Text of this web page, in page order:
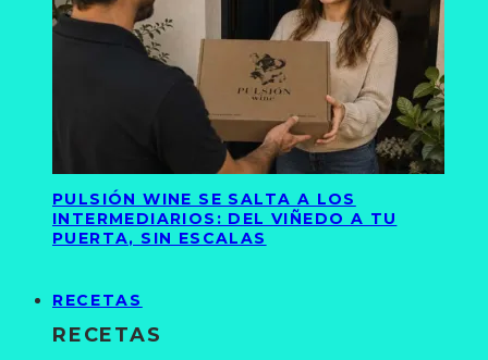
PULSIÓN WINE SE SALTA A LOS
INTERMEDIARIOS: DEL VIÑEDO A TU
PUERTA, SIN ESCALAS
RECETAS
RECETAS